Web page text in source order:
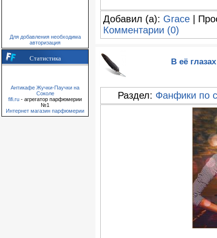
Для добавления необходима
авторизация
Статистика
Антикафе Жучки-Паучки на
Соколе
fifi.ru - агрегатор парфюмерии
№1
Интернет магазин парфюмерии
Добавил (а): Grace |
Комментарии (0)
В её
Раздел: Фанфики по